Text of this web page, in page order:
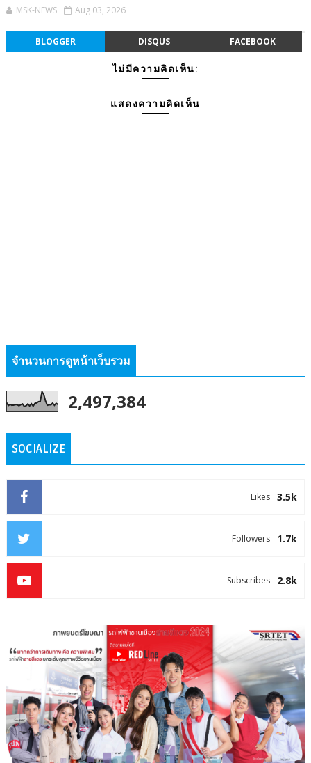
MSK-NEWS Aug 03, 2026
BLOGGER DISQUS FACEBOOK
ไม่มีความคิดเห็น:
แสดงความคิดเห็น
จำนวนการดูหน้าเว็บรวม
2,497,384
SOCIALIZE
3.5k
Likes
1.7k
Followers
2.8k
Subscribes